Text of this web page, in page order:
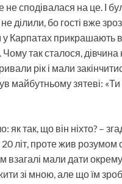
сподівалася на це. І
ділили, бо гості вже
Карпатах прикрашають
Чому так сталося,
рік і мали
майбутньому зятеві:
так, що він ніхто? –
літ, проте жив розумом
мали дати
зі мною, але що їм